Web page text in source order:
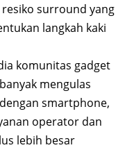
surround yang
langkah kaki
komunitas gadget
mengulas
smartphone,
operator dan
lebih besar